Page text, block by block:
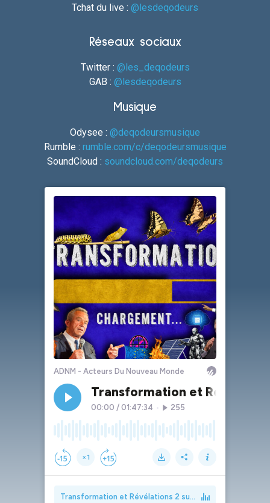
Tchat du live : @lesdeqodeurs
Réseaux sociaux
Twitter : @les_deqodeurs
GAB : @lesdeqodeurs
Musique
Odysee : @deqodeursmusique
Rumble : rumble.com/c/deqodeursmusique
SoundCloud : soundcloud.com/deqodeurs